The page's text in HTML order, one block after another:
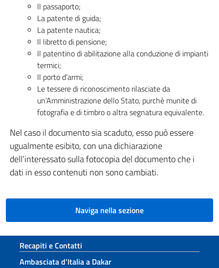
Il passaporto;
La patente di guida;
La patente nautica;
Il libretto di pensione;
Il patentino di abilitazione alla conduzione di impianti
termici;
Il porto d’armi;
Le tessere di riconoscimento rilasciate da
un’Amministrazione dello Stato, purchè munite di
fotografia e di timbro o altra segnatura equivalente.
Nel caso il documento sia scaduto, esso può essere
ugualmente esibito, con una dichiarazione
dell’interessato sulla fotocopia del documento che i
dati in esso contenuti non sono cambiati.
Naviga nella sezione
Sezione footer
Recapiti e Contatti
Ambasciata d’Italia a Dakar